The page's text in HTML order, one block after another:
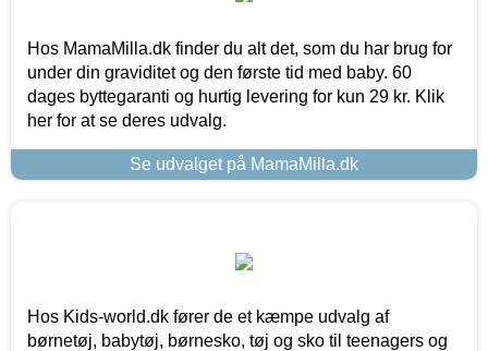
Hos MamaMilla.dk finder du alt det, som du har brug for
under din graviditet og den første tid med baby. 60
dages byttegaranti og hurtig levering for kun 29 kr. Klik
her for at se deres udvalg.
Se udvalget på MamaMilla.dk
Hos Kids-world.dk fører de et kæmpe udvalg af
børnetøj, babytøj, børnesko, tøj og sko til teenagers og